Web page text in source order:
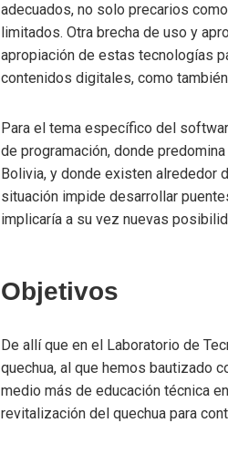
adecuados, no solo precarios
limitados. Otra brecha de uso y
apropiación de estas tecnologías
contenidos digitales, como
Para el tema específico del
de programación, donde
Bolivia, y donde existen alrededor
situación impide desarrollar
implicaría a su vez nuevas
Objetivos
De allí que en el Laboratorio de
quechua, al que hemos bautizado
medio más de educación técnica
revitalización del quechua para